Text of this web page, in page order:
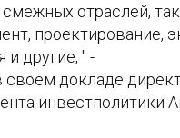
отраслей,
проектирование,
и другие, " -
своем докладе
инвестполитики